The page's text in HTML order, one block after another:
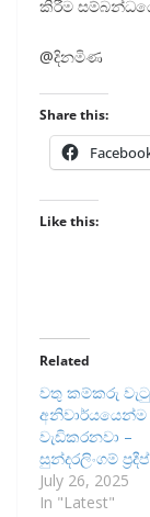
කිරීම
@දිනමිණ
Share this:
Like this:
Related
වතු කම්කරු
අනිවාර්යයෙන්ම
වැඩිකරනවා –
සුන්දරලිංගම් ප්‍රදීප්
July 26, 2025
In "Latest"